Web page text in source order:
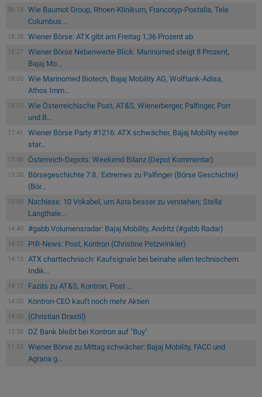
06:15
Wie Baumot Group, Rhoen-Klinikum, Francotyp-Postalia, Tele
Columbus...
18:28 Wiener Börse: ATX gibt am Freitag 1,36 Prozent ab
18:27
Wiener Börse Nebenwerte-Blick: Marinomed steigt 8 Prozent,
Bajaj Mo...
18:05
Wie Marinomed Biotech, Bajaj Mobility AG, Wolftank-Adisa,
Athos Imm...
18:05
Wie Österreichische Post, AT&S, Wienerberger, Palfinger, Porr
und B...
17:41
Wiener Börse Party #1216: ATX schwächer, Bajaj Mobility weiter
star...
15:40 Österreich-Depots: Weekend-Bilanz (Depot Kommentar)
15:20
Börsegeschichte 7.8.: Extremes zu Palfinger (Börse Geschichte)
(Bör...
15:00
Nachlese: 10 Vokabel, um Asta besser zu verstehen; Stella
Langthale...
14:40 #gabb Volumensradar: Bajaj Mobility, Andritz (#gabb Radar)
14:20 PIR-News: Post, Kontron (Christine Petzwinkler)
14:15
ATX charttechnisch: Kaufsignale bei beinahe allen technischem
Indik...
14:12 Fazits zu AT&S, Kontron, Post ...
14:00 Kontron-CEO kauft noch mehr Aktien
14:00 (Christian Drastil)
13:58 DZ Bank bleibt bei Kontron auf "Buy"
11:33
Wiener Börse zu Mittag schwächer: Bajaj Mobility, FACC und
Agrana g...